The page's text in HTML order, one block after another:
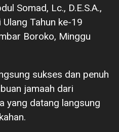
Somad, Lc., D.E.S.A.,
Ulang Tahun ke-19
Boroko, Minggu
sukses dan penuh
jamaah dari
yang datang langsung